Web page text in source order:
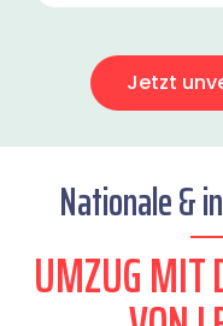
Jetzt
Nationale &
UMZUG MIT